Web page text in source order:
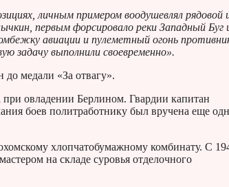
личным примером воодушевлял рядовой
первым форсировало реки Западный Буг
авиации и пулеметный огонь
задачу выполнили своевременно».
медали «За отвагу».
овладении Берлином. Гвардии капитан
боев политработнику был вручена еще
хлопчатобумажному комбинату. С
на складе суровья отделочного